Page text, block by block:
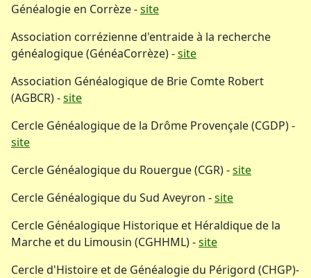
Généalogie en Corrèze -site
Association corrézienne d'entraide à la recherche
généalogique (GénéaCorrèze) -site
Association Généalogique de Brie Comte Robert
(AGBCR) -site
Cercle Généalogique de la Drôme Provençale (CGDP) -
site
Cercle Généalogique du Rouergue (CGR) -site
Cercle Généalogique du Sud Aveyron -site
Cercle Généalogique Historique et Héraldique de la
Marche et du Limousin (CGHHML) -site
Cercle d'Histoire et de Généalogie du Périgord (CHGP)-